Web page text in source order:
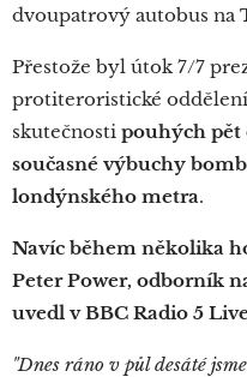
dvoupatrový autobus na
Přestože byl útok 7/7
protiteroristické
skutečnosti pouhých
současné výbuchy
londýnského metra.
Navíc během několika
Peter Power, odborník
uvedl v BBC Radio 5
"Dnes ráno v půl desáté